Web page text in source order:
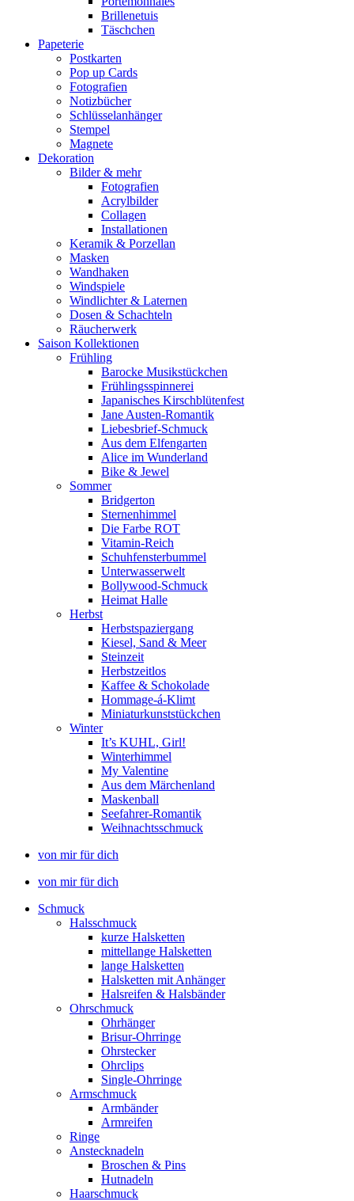
Brillenetuis
Täschchen
Papeterie
Postkarten
Pop up Cards
Fotografien
Notizbücher
Schlüsselanhänger
Stempel
Magnete
Dekoration
Bilder & mehr
Fotografien
Acrylbilder
Collagen
Installationen
Keramik & Porzellan
Masken
Wandhaken
Windspiele
Windlichter & Laternen
Dosen & Schachteln
Räucherwerk
Saison Kollektionen
Frühling
Barocke Musikstückchen
Frühlingsspinnerei
Japanisches Kirschblütenfest
Jane Austen-Romantik
Liebesbrief-Schmuck
Aus dem Elfengarten
Alice im Wunderland
Bike & Jewel
Sommer
Bridgerton
Sternenhimmel
Die Farbe ROT
Vitamin-Reich
Schuhfensterbummel
Unterwasserwelt
Bollywood-Schmuck
Heimat Halle
Herbst
Herbstspaziergang
Kiesel, Sand & Meer
Steinzeit
Herbstzeitlos
Kaffee & Schokolade
Hommage-á-Klimt
Miniaturkunststückchen
Winter
It’s KUHL, Girl!
Winterhimmel
My Valentine
Aus dem Märchenland
Maskenball
Seefahrer-Romantik
Weihnachtsschmuck
von mir für dich
von mir für dich
Schmuck
Halsschmuck
kurze Halsketten
mittellange Halsketten
lange Halsketten
Halsketten mit Anhänger
Halsreifen & Halsbänder
Ohrschmuck
Ohrhänger
Brisur-Ohrringe
Ohrstecker
Ohrclips
Single-Ohrringe
Armschmuck
Armbänder
Armreifen
Ringe
Anstecknadeln
Broschen & Pins
Hutnadeln
Haarschmuck